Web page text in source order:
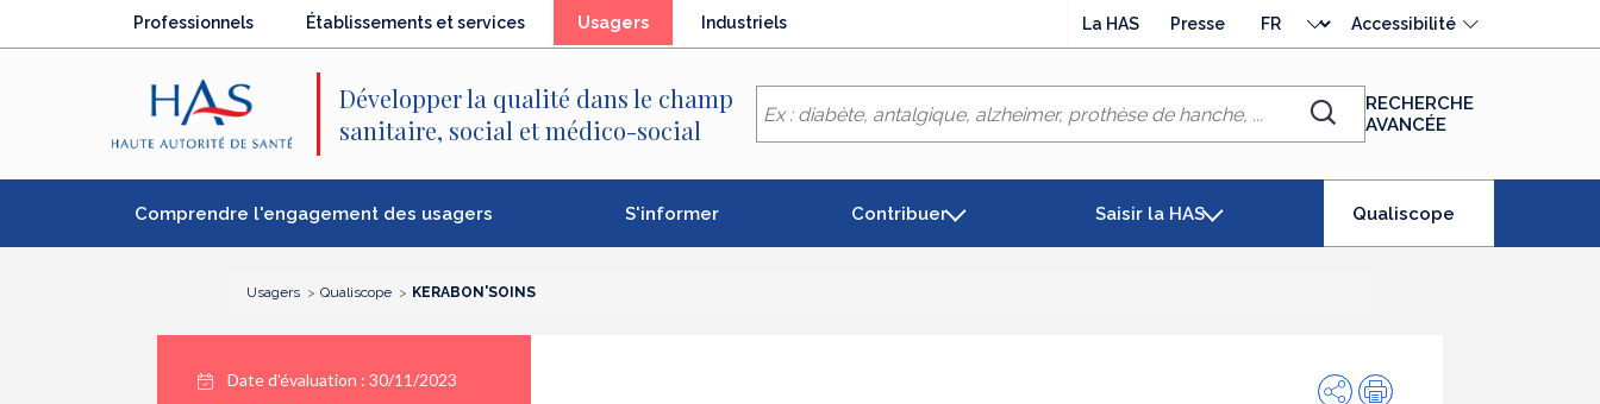
Professionnels Établissements et services Usagers(élémentIndustriels La HAS Presse
langue
Accessibilité
Développer la qualité dans le champ
sanitaire, social et médico-social
Chercher
RECHERCHE
AVANCÉE
Comprendre l'engagement des usagers S'informer Contribuer Saisir la HAS Qualiscope
Usagers Qualiscope KERABON'SOINS
Date d'évaluation : 30/11/2023
PartagerImpression